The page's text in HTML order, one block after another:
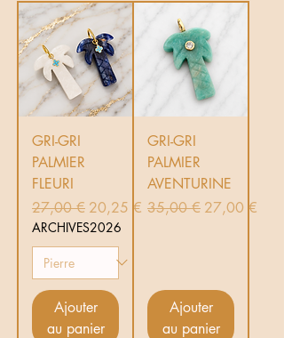
GRI-GRI
PALMIER
FLEURI
Prix original
27,00 € Prix promotionnel
20,25 €
ARCHIVES2026
Ajouter
au panier
GRI-GRI
PALMIER
AVENTURINE
Prix original
35,00 € Prix
27,00 €
Ajouter
au panier